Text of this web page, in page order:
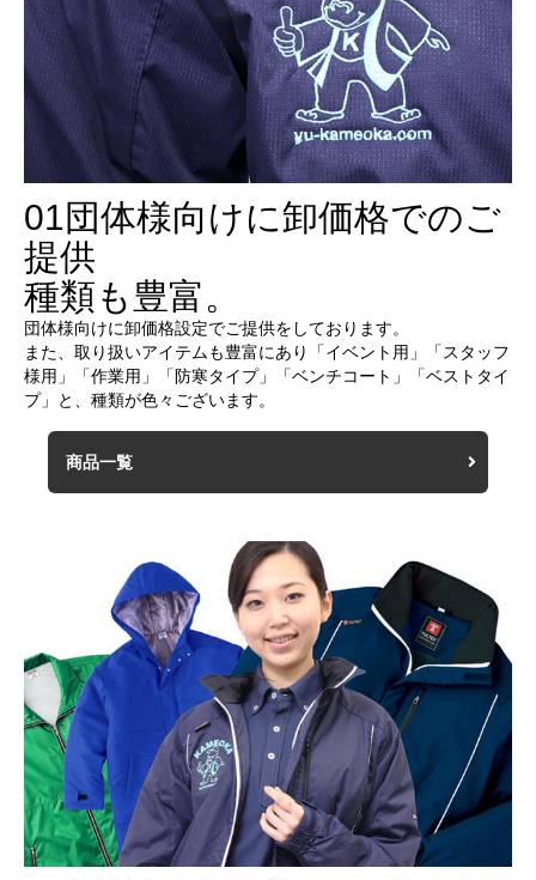
01団体様向けに卸価格でのご
提供
種類も豊富。
団体様向けに卸価格設定でご提供をしております。
また、取り扱いアイテムも豊富にあり「イベント用」「スタッフ
様用」「作業用」「防寒タイプ」「ベンチコート」「ベストタイ
プ」と、種類が色々ございます。
商品一覧